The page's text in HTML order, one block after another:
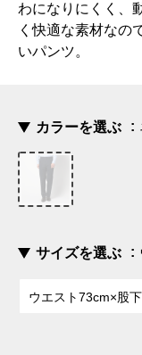
わになりにくく、
く快適な素材なの
いパンツ。
カラーを選ぶ
サイズを選ぶ
ウエスト73cm×股